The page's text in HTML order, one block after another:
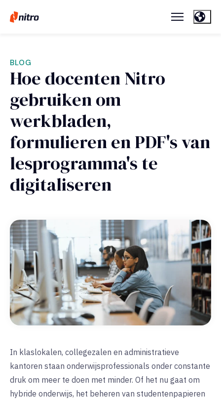
BLOG
Hoe docenten Nitro
gebruiken om
werkbladen,
formulieren en PDF's van
lesprogramma's te
digitaliseren
In klaslokalen, collegezalen en administratieve
kantoren staan onderwijsprofessionals onder constante
druk om meer te doen met minder. Of het nu gaat om
hybride onderwijs, het beheren van studentenpapieren